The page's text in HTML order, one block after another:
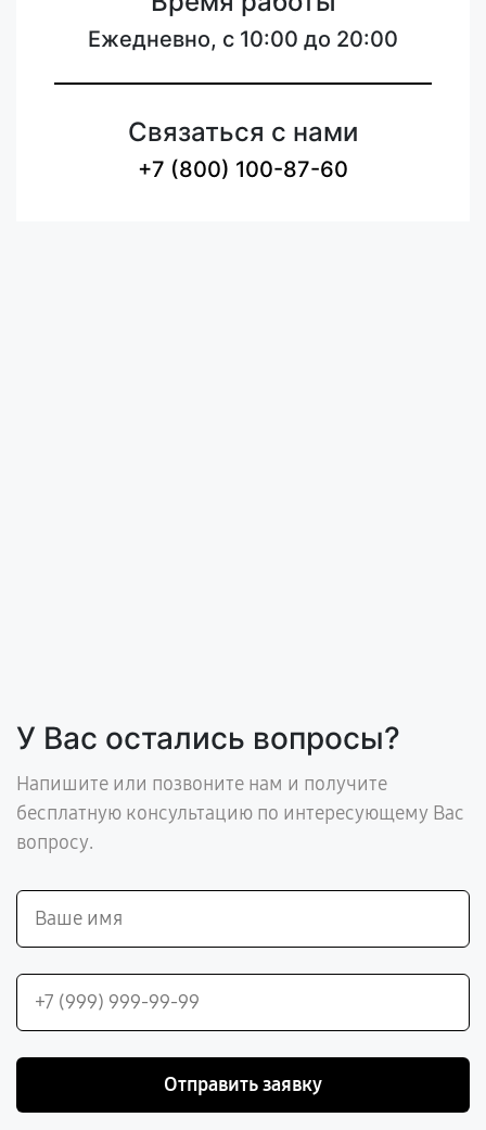
Ежедневно, с 10:00 до 20:00
Связаться с нами
+7 (800) 100-87-60
У Вас остались вопросы?
Напишите или позвоните нам и получите
бесплатную консультацию по интересующему Вас
вопросу.
Отправить заявку